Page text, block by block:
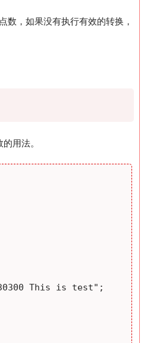
数，如果没有执行有效的转换，
用法。